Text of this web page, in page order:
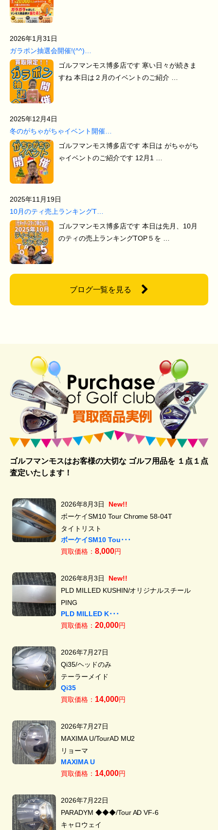
2026年1月31日
ガラポン抽選会開催!(^^)…
ゴルフマンモス博多店です 寒い日々が続きま
すね 本日は２月のイベントのご紹介 …
2025年12月4日
冬のがちゃがちゃイベント開催…
ゴルフマンモス博多店です 本日は がちゃがち
ゃイベントのご紹介です 12月1 …
2025年11月19日
10月のティ売上ランキングT…
ゴルフマンモス博多店です 本日は先月、10月
のティの売上ランキングTOP５を …
ブログ一覧を見る
ゴルフマンモスはお客様の大切な ゴルフ用品を１点１点
査定いたします！
2026年8月3日
New!!
ボーケイSM10 Tour Chrome 58-04T
タイトリスト
ボーケイSM10 Tou･･･
買取価格： 8,000円
2026年8月3日
New!!
PLD MILLED KUSHIN/オリジナルスチール
PING
PLD MILLED K･･･
買取価格： 20,000円
2026年7月27日
Qi35/ヘッドのみ
テーラーメイド
Qi35
買取価格： 14,000円
2026年7月27日
MAXIMA U/TourAD MU2
リョーマ
MAXIMA U
買取価格： 14,000円
2026年7月22日
PARADYM ◆◆◆/Tour AD VF-6
キャロウェイ